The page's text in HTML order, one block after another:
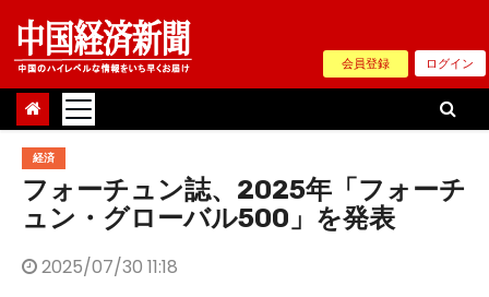
Skip
content
会員登録 ログイン
経済
フォーチュン誌、2025年「フォーチ
ュン・グローバル500」を発表
2025/07/30 11:18